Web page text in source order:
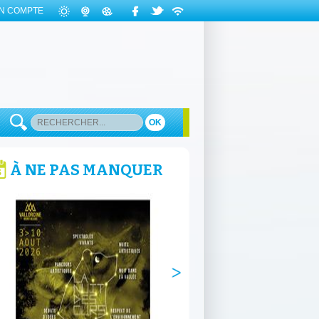
COMPTE
OK
À NE PAS MANQUER